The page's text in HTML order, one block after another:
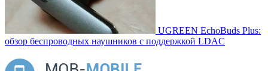
UGREEN EchoBuds Plus:
обзор беспроводных наушников с поддержкой LDAC